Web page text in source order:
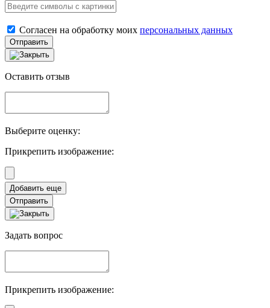
Согласен на обработку моих персональных данных
Отправить
Оставить отзыв
Выберите оценку:
Прикрепить изображение:
Отправить
Задать вопрос
Прикрепить изображение: